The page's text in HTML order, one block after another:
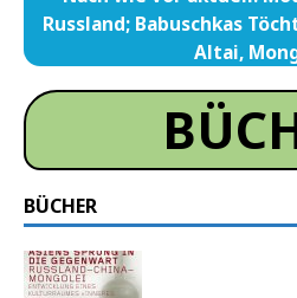
Russland; Babuschkas
Altai,
BÜCHER